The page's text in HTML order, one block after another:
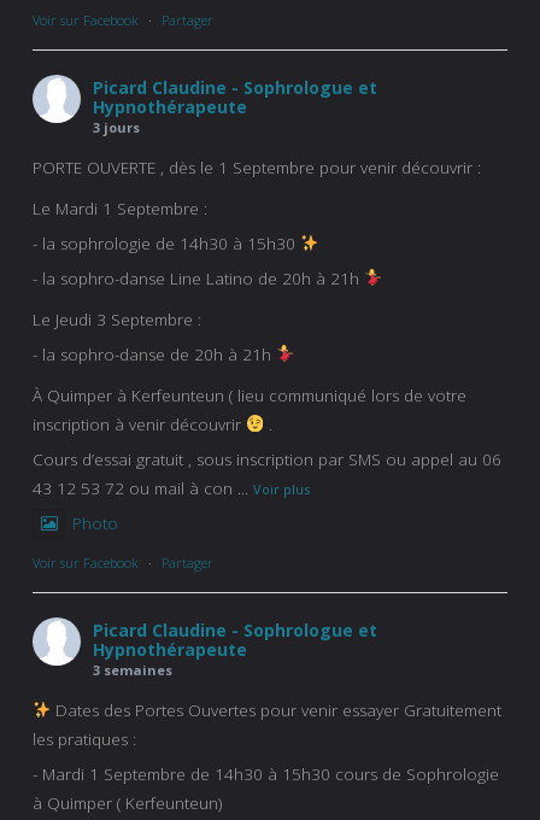
Voir sur Facebook · Partager
Picard Claudine - Sophrologue et
Hypnothérapeute
3 jours
PORTE OUVERTE , dès le 1 Septembre pour venir découvrir :
Le Mardi 1 Septembre :
- la sophrologie de 14h30 à 15h30
- la sophro-danse Line Latino de 20h à 21h
Le Jeudi 3 Septembre :
- la sophro-danse de 20h à 21h
À Quimper à Kerfeunteun ( lieu communiqué lors de votre
inscription à venir découvrir
Cours d’essai gratuit , sous inscription par SMS ou appel au 06
43 12 53 72 ou mail à con
Voir plus
Photo
Voir sur Facebook · Partager
Picard Claudine - Sophrologue et
Hypnothérapeute
3 semaines
Dates des Portes Ouvertes pour venir essayer Gratuitement
les pratiques :
- Mardi 1 Septembre de 14h30 à 15h30 cours de Sophrologie
à Quimper ( Kerfeunteun)